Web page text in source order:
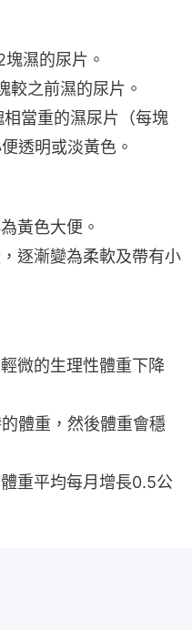
濕的尿片。
較之前濕的尿片。
當重的濕尿片（每塊
透明或淡黃色。
黃色大便。
逐漸變為柔軟及帶有小
微的生理性體重下降
體重，然後體重會穩
重平均每月增長0.5公